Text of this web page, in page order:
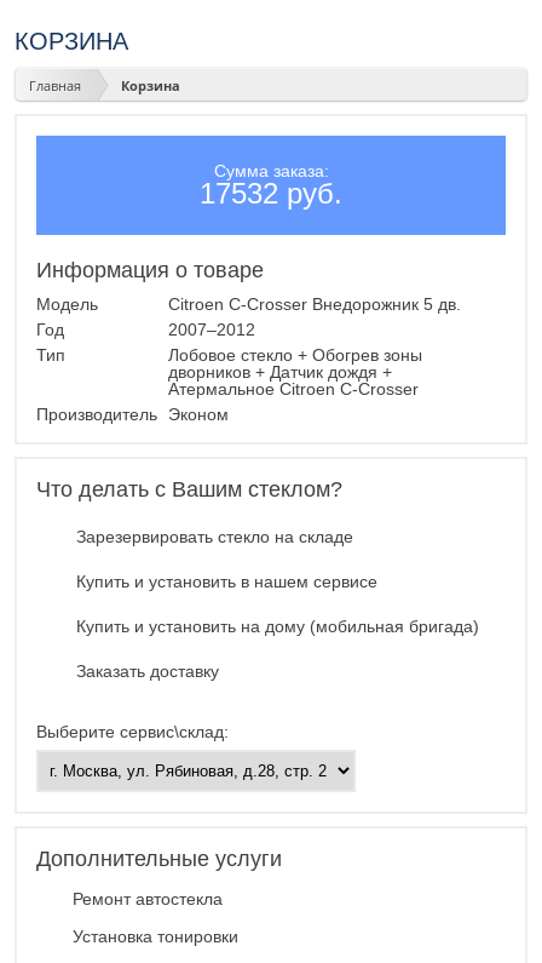
КОРЗИНА
Главная Корзина
Сумма заказа:
17532 руб.
Информация о товаре
Модель
Citroen C-Crosser Внедорожник 5 дв.
Год
2007–2012
Тип
Лобовое стекло + Обогрев зоны
дворников + Датчик дождя +
Атермальное Citroen C-Crosser
Производитель
Эконом
Что делать с Вашим стеклом?
Зарезервировать стекло на складе
Купить и установить в нашем сервисе
Купить и установить на дому (мобильная бригада)
Заказать доставку
Выберите сервис\склад:
Дополнительные услуги
Ремонт автостекла
Установка тонировки